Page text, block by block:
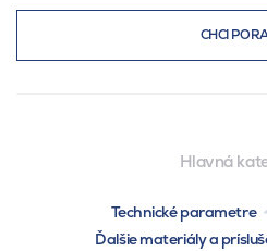
CHCI
Hlavná
Technické parametre
Ďalšie materiály a